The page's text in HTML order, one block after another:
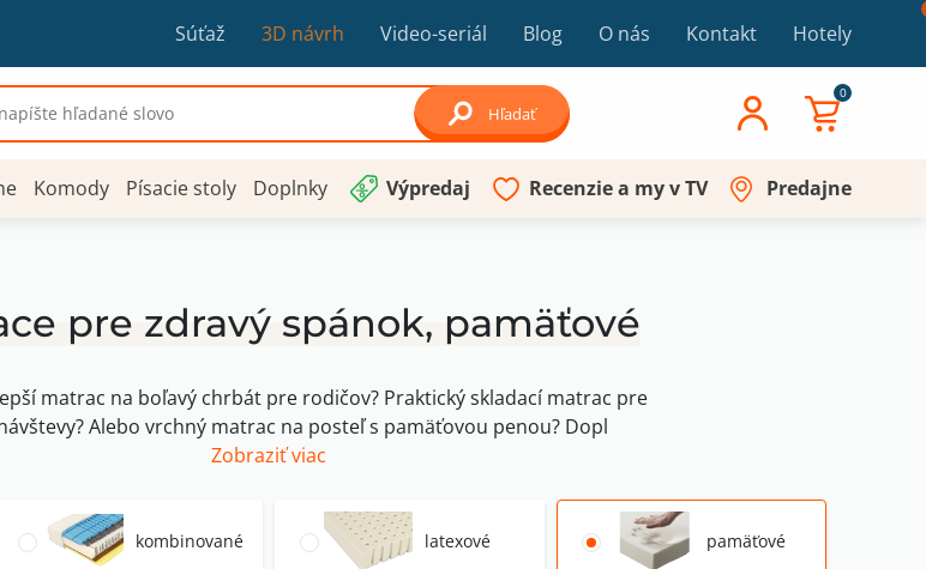
Súťaž 3D návrh Video-seriál Blog O nás Kontakt Hotely
Hľadať
0
Komody Písacie stoly Doplnky Výpredaj Recenzie a my v TV Predajne
pre zdravý spánok, pamäťové
matrac na boľavý chrbát pre rodičov? Praktický skladací matrac pre
Alebo vrchný matrac na posteľ s pamäťovou penou? Dopl
Zobraziť viac
kombinované latexové pamäťové